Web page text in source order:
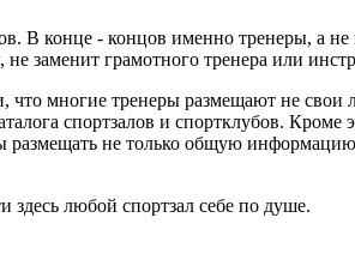
В конце - концов именно тренеры, а не
заменит грамотного тренера или
многие тренеры размещают не свои
спортзалов и спортклубов. Кроме
размещать не только общую
любой спортзал себе по душе.